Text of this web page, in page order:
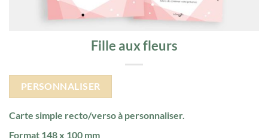
Fille aux fleurs
PERSONNALISER
Carte simple recto/verso à personnaliser.
Format 148 x 100 mm